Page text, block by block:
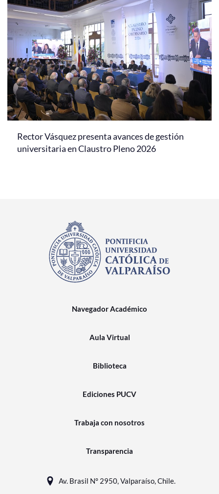
Rector Vásquez presenta avances de gestión
universitaria en Claustro Pleno 2026
Navegador Académico
Aula Virtual
Biblioteca
Ediciones PUCV
Trabaja con nosotros
Transparencia
Av. Brasil N° 2950, Valparaíso, Chile.